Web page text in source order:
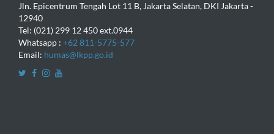
Jln. Epicentrum Tengah Lot 11 B, Jakarta Selatan, DKI Jakarta -
12940
Tel: (021) 299 12 450 ext.0944
Whatsapp : +62 811-5775-577
Email: humas@lkpp.go.id